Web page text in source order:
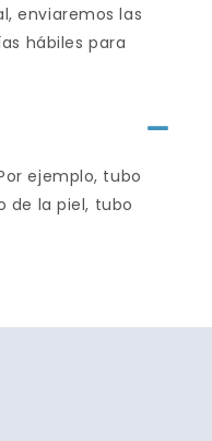
enviaremos las
hábiles para
ejemplo, tubo
de la piel, tubo